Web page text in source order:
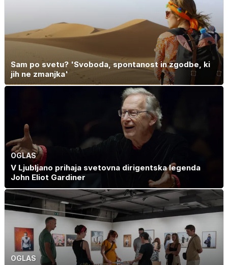
Sam po svetu? 'Svoboda, spontanost in zgodbe, ki
jih ne zmanjka'
OGLAS
V Ljubljano prihaja svetovna dirigentska legenda
John Eliot Gardiner
OGLAS